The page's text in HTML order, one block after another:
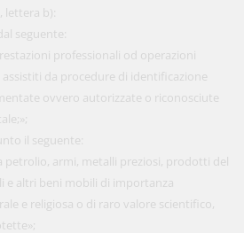
lettera b):
seguente:
professionali od operazioni
da procedure di identificazione
ovvero autorizzate o riconosciute
il seguente:
petrolio, armi, metalli preziosi, prodotti del
e altri beni mobili di importanza
e religiosa o di raro valore scientifico,